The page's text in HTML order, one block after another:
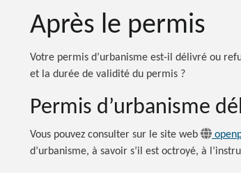
Après le permis
Votre permis d’urbanisme est-il délivré ou
et la durée de validité du permis ?
Permis d’urbanisme
Vous pouvez consulter sur le site web
d’urbanisme, à savoir s’il est octroyé, à